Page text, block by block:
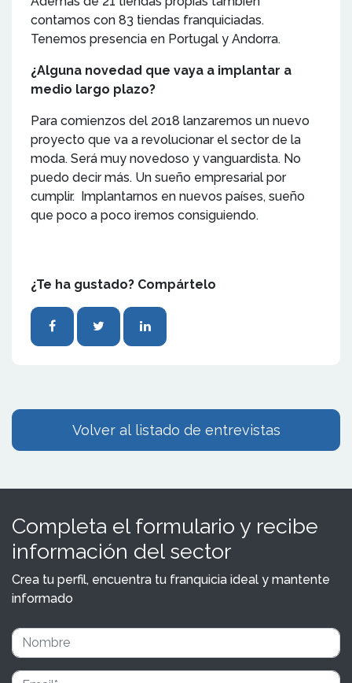
contamos con 83 tiendas franquiciadas.
Tenemos presencia en Portugal y Andorra.
¿Alguna novedad que vaya a implantar a
medio largo plazo?
Para comienzos del 2018 lanzaremos un nuevo
proyecto que va a revolucionar el sector de la
moda. Será muy novedoso y vanguardista. No
puedo decir más. Un sueño empresarial por
cumplir. Implantarnos en nuevos países, sueño
que poco a poco iremos consiguiendo.
¿Te ha gustado? Compártelo
Volver al listado de entrevistas
Completa el formulario y recibe
información del sector
Crea tu perfil, encuentra tu franquicia ideal y mantente
informado